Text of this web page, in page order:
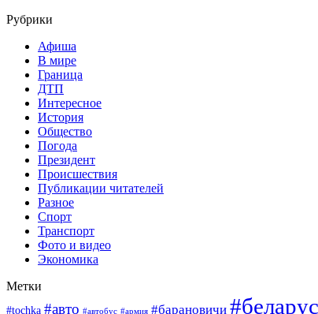
Рубрики
Афиша
В мире
Граница
ДТП
Интересное
История
Общество
Погода
Президент
Происшествия
Публикации читателей
Разное
Спорт
Транспорт
Фото и видео
Экономика
Метки
#tochka #авто #автобус #армия #барановичи